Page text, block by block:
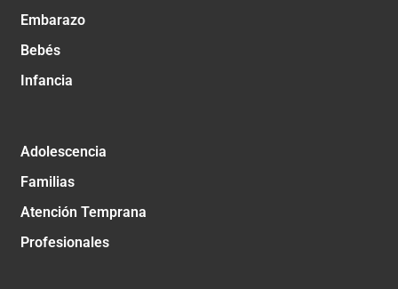
Embarazo
Bebés
Infancia
Adolescencia
Familias
Atención Temprana
Profesionales